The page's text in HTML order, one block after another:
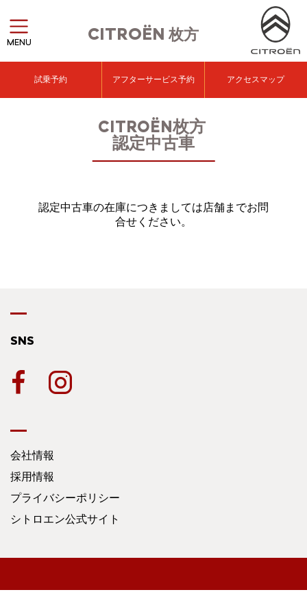
CITROËN 枚方
MENU
試乗予約 アフターサービス予約 アクセスマップ
CITROËN枚方
認定中古車
認定中古車の在庫につきましては店舗までお問
合せください。
SNS
会社情報
採用情報
プライバシーポリシー
シトロエン公式サイト